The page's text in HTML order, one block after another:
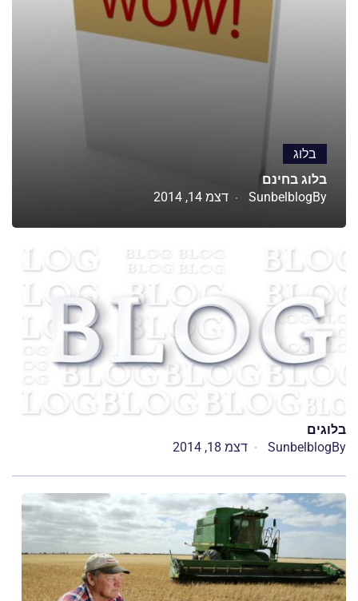
בלוג
בלוג בחינם
By
Sunbelblog דצמ 14, 2014
בלוגים
By
Sunbelblog דצמ 18, 2014